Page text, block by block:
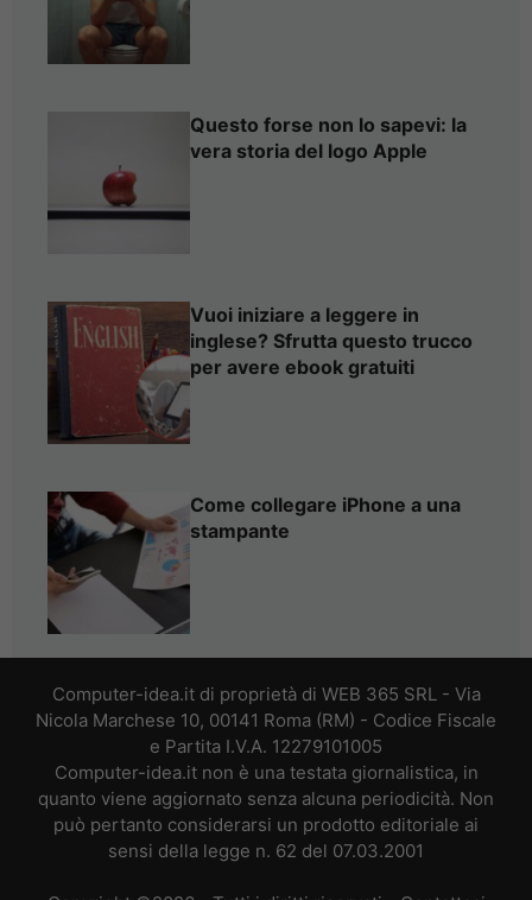
Questo forse non lo sapevi: la
vera storia del logo Apple
Vuoi iniziare a leggere in
inglese? Sfrutta questo trucco
per avere ebook gratuiti
Come collegare iPhone a una
stampante
Computer-idea.it di proprietà di WEB 365 SRL - Via
Nicola Marchese 10, 00141 Roma (RM) - Codice Fiscale
e Partita I.V.A. 12279101005
Computer-idea.it non è una testata giornalistica, in
quanto viene aggiornato senza alcuna periodicità. Non
può pertanto considerarsi un prodotto editoriale ai
sensi della legge n. 62 del 07.03.2001